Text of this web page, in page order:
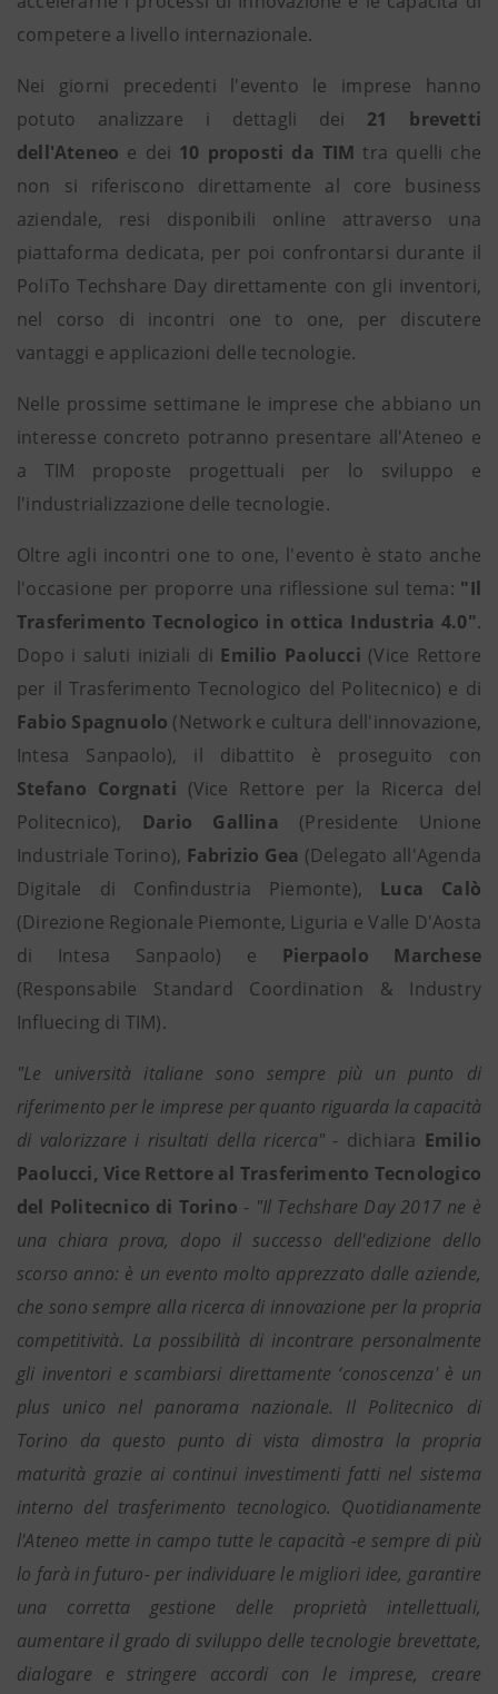
competere a livello internazionale.
Nei giorni precedenti l'evento le imprese hanno
potuto analizzare i dettagli dei 21 brevetti
dell'Ateneo e dei 10 proposti da TIM tra quelli che
non si riferiscono direttamente al core business
aziendale, resi disponibili online attraverso una
piattaforma dedicata, per poi confrontarsi durante il
PoliTo Techshare Day direttamente con gli inventori,
nel corso di incontri one to one, per discutere
vantaggi e applicazioni delle tecnologie.
Nelle prossime settimane le imprese che abbiano un
interesse concreto potranno presentare all'Ateneo e
a TIM proposte progettuali per lo sviluppo e
l'industrializzazione delle tecnologie.
Oltre agli incontri one to one, l'evento è stato anche
l'occasione per proporre una riflessione sul tema: "Il
Trasferimento Tecnologico in ottica Industria 4.0".
Dopo i saluti iniziali di Emilio Paolucci (Vice Rettore
per il Trasferimento Tecnologico del Politecnico) e di
Fabio Spagnuolo (Network e cultura dell'innovazione,
Intesa Sanpaolo), il dibattito è proseguito con
Stefano Corgnati (Vice Rettore per la Ricerca del
Politecnico), Dario Gallina (Presidente Unione
Industriale Torino), Fabrizio Gea (Delegato all'Agenda
Digitale di Confindustria Piemonte), Luca Calò
(Direzione Regionale Piemonte, Liguria e Valle D'Aosta
di Intesa Sanpaolo) e Pierpaolo Marchese
(Responsabile Standard Coordination & Industry
Influecing di TIM).
"Le università italiane sono sempre più un punto di
riferimento per le imprese per quanto riguarda la capacità
di valorizzare i risultati della ricerca" - dichiara Emilio
Paolucci, Vice Rettore al Trasferimento Tecnologico
del Politecnico di Torino - "Il Techshare Day 2017 ne è
una chiara prova, dopo il successo dell'edizione dello
scorso anno: è un evento molto apprezzato dalle aziende,
che sono sempre alla ricerca di innovazione per la propria
competitività. La possibilità di incontrare personalmente
gli inventori e scambiarsi direttamente ‘conoscenza' è un
plus unico nel panorama nazionale. Il Politecnico di
Torino da questo punto di vista dimostra la propria
maturità grazie ai continui investimenti fatti nel sistema
interno del trasferimento tecnologico. Quotidianamente
l'Ateneo mette in campo tutte le capacità -e sempre di più
lo farà in futuro- per individuare le migliori idee, garantire
una corretta gestione delle proprietà intellettuali,
aumentare il grado di sviluppo delle tecnologie brevettate,
dialogare e stringere accordi con le imprese, creare